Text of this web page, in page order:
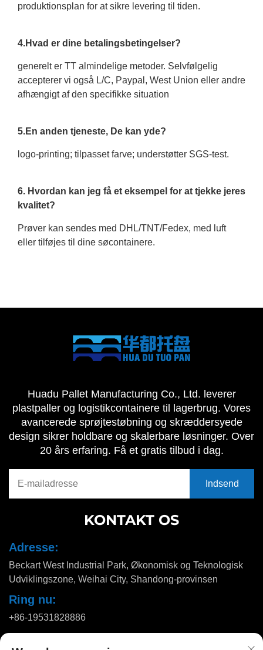
produktionsplan for at sikre levering til tiden.
4.Hvad er dine betalingsbetingelser?
generelt er TT almindelige metoder. Selvfølgelig
accepterer vi også L/C, Paypal, West Union eller andre
afhængigt af den specifikke situation
5.En anden tjeneste, De kan yde?
logo-printing; tilpasset farve; understøtter SGS-test.
6. Hvordan kan jeg få et eksempel for at tjekke jeres
kvalitet?
Prøver kan sendes med DHL/TNT/Fedex, med luft
eller tilføjes til dine søcontainere.
Huadu Pallet Manufacturing Co., Ltd. leverer
plastpaller og logistikcontainere til lagerbrug. Vores
avancerede sprøjtestøbning og skræddersyede
design sikrer holdbare og skalerbare løsninger. Over
20 års erfaring. Få et gratis tilbud i dag.
KONTAKT OS
Adresse:
Beckart West Industrial Park, Økonomisk og Teknologisk
Udviklingszone, Weihai City, Shandong-provinsen
Ring nu:
+86-19531828886